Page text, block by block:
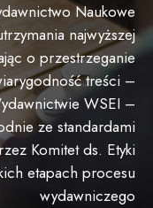
Naukowe
najwyższej
o przestrzeganie
treści –
WSEI –
ze standardami
Komitet ds. Etyki
etapach procesu
wydawniczego